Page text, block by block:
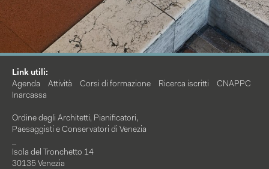
Link utili:
Agenda
Attività Corsi di formazione Ricerca iscritti
CNAPPC
Inarcassa
Ordine degli Architetti, Pianificatori,
Paesaggisti e Conservatori di Venezia
Isola del Tronchetto 14
30135 Venezia